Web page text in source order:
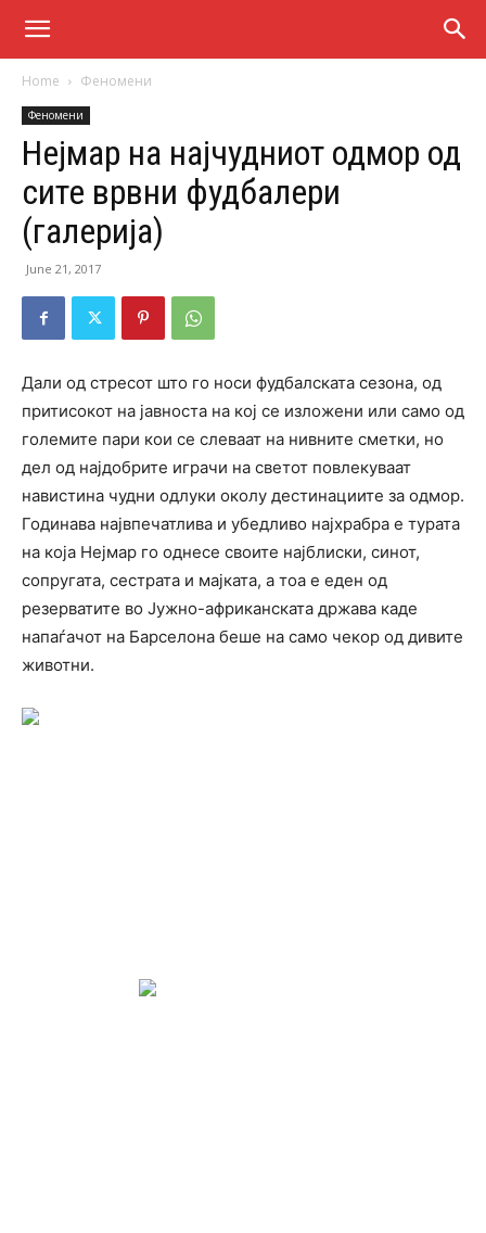
Home Феномени
Феномени
Нејмар на најчудниот одмор од
сите врвни фудбалери
(галерија)
June 21, 2017
Дали од стресот што го носи фудбалската сезона, од
притисокот на јавноста на кој се изложени или само од
големите пари кои се слеваат на нивните сметки, но
дел од најдобрите играчи на светот повлекуваат
навистина чудни одлуки околу дестинациите за одмор.
Годинава највпечатлива и убедливо најхрабра е турата
на која Нејмар го однесе своите најблиски, синот,
сопругата, сестрата и мајката, а тоа е еден од
резерватите во Јужно-африканската држава каде
напаѓачот на Барселона беше на само чекор од дивите
животни.